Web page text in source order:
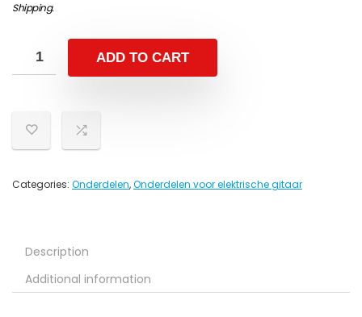
Shipping.
ADD TO CART
Categories: Onderdelen,Onderdelen voor elektrische gitaar
Description
Additional information